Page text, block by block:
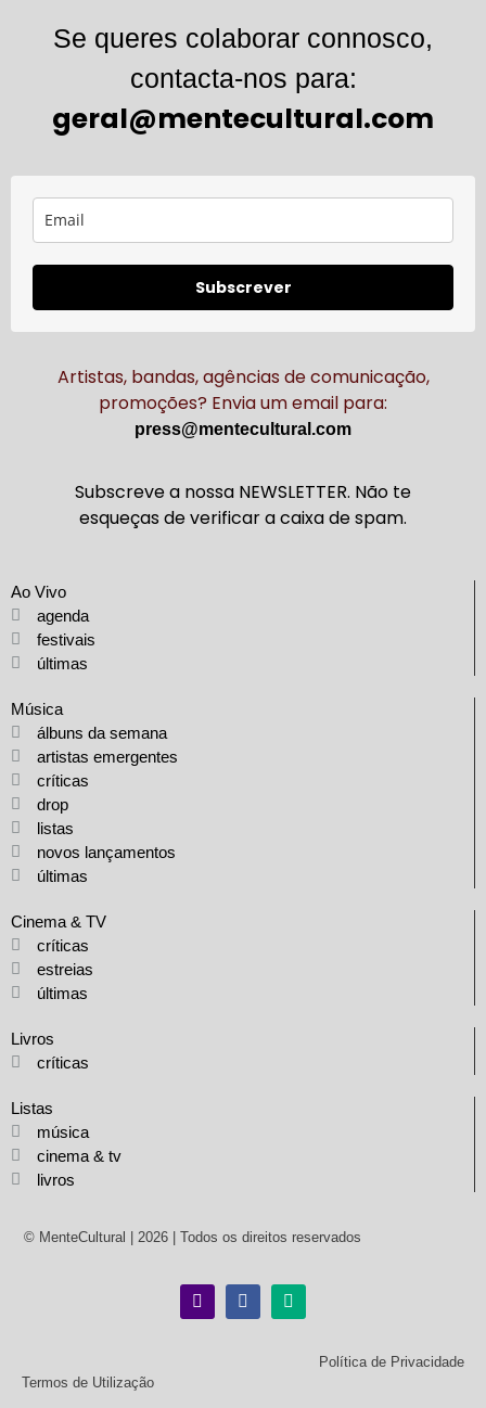
Se queres colaborar connosco,
contacta-nos para:
geral@mentecultural.com
Subscrever
Artistas, bandas, agências de comunicação,
promoções? Envia um email para:
press@mentecultural.com
Subscreve a nossa NEWSLETTER. Não te
esqueças de verificar a caixa de spam.
Ao Vivo
agenda
festivais
últimas
Música
álbuns da semana
artistas emergentes
críticas
drop
listas
novos lançamentos
últimas
Cinema & TV
críticas
estreias
últimas
Livros
críticas
Listas
música
cinema & tv
livros
© MenteCultural | 2026 | Todos os direitos reservados
Política de Privacidade
Termos de Utilização